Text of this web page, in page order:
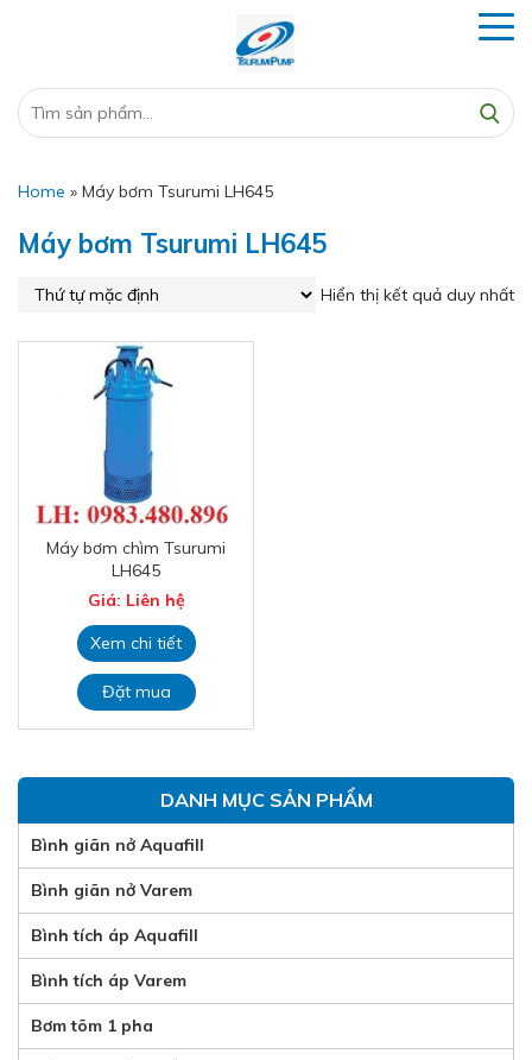
Home » Máy bơm Tsurumi LH645
Máy bơm Tsurumi LH645
Hiển thị kết quả duy nhất
Máy bơm chìm Tsurumi
LH645
Giá: Liên hệ
Xem chi tiết
Đặt mua
DANH MỤC SẢN PHẨM
Bình giãn nở Aquafill
Bình giãn nở Varem
Bình tích áp Aquafill
Bình tích áp Varem
Bơm tõm 1 pha